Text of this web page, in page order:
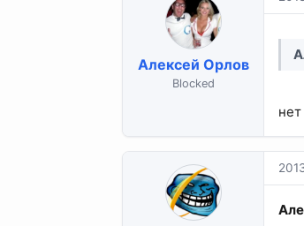
Алексей Орлов
Blocked
нет